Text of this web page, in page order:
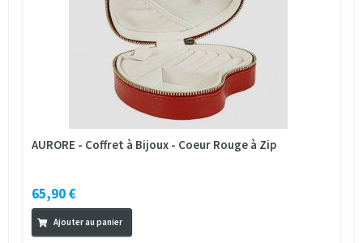
AURORE - Coffret à Bijoux - Coeur Rouge à Zip
65,90 €
Ajouter au panier